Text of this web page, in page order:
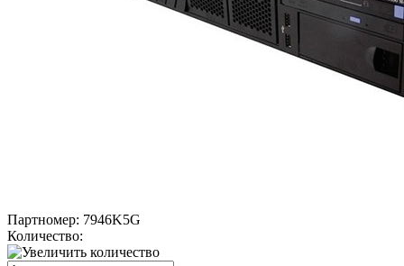
Партномер: 7946K5G
Количество: